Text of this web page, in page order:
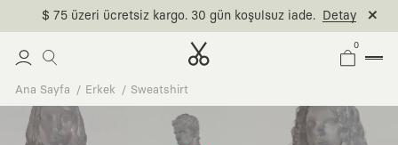
$ 75 üzeri ücretsiz kargo. 30 gün koşulsuz iade. Detay
0
Ana Sayfa Erkek Sweatshirt